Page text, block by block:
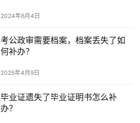
2024年6月4日
考公政审需要档案，档案丢失了如
何补办？
2025年4月9日
毕业证遗失了毕业证明书怎么补
办？